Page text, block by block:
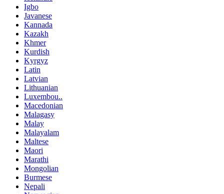
Igbo
Javanese
Kannada
Kazakh
Khmer
Kurdish
Kyrgyz
Latin
Latvian
Lithuanian
Luxembou..
Macedonian
Malagasy
Malay
Malayalam
Maltese
Maori
Marathi
Mongolian
Burmese
Nepali